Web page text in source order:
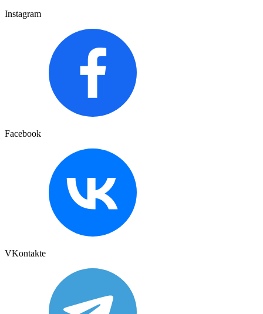
Instagram
Facebook
VKontakte